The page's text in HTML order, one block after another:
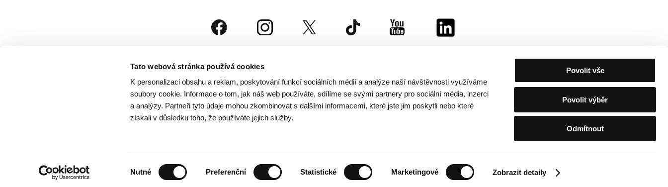
Tato webová stránka používá cookies
K personalizaci obsahu a reklam, poskytování funkcí sociálních médií a analýze naší návštěvnosti využíváme
soubory cookie. Informace o tom, jak náš web používáte, sdílíme se svými partnery pro sociální média, inzerci
a analýzy. Partneři tyto údaje mohou zkombinovat s dalšími informacemi, které jste jim poskytli nebo které
získali v důsledku toho, že používáte jejich služby.
souhlasu
Nutné Preferenční Statistické Marketingové Zobrazit detaily
Povolit vše
Povolit výběr
Odmítnout
je součástí rodiny KVIFF Group, která zastřešuje i další projekty: